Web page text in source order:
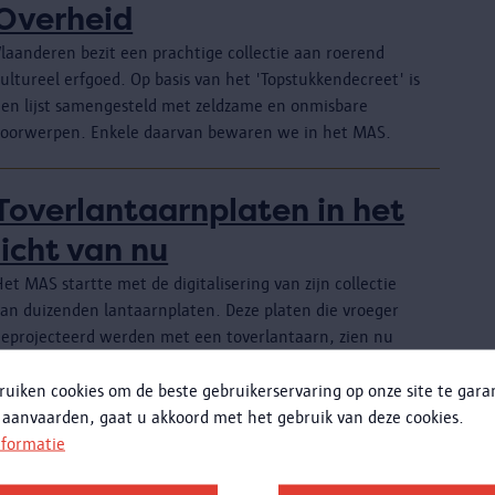
cookies om de beste gebruikerservaring op onze site te
gaat u akkoord met het gebruik van deze cookies.
bezit een prachtige collectie aan roerend
erfgoed. Op basis van het 'Topstukkendecreet' is
lijst samengesteld met zeldzame en onmisbare
Enkele daarvan bewaren we in het MAS.
in het
van nu
MAS startte met de digitalisering van zijn collectie
duizenden lantaarnplaten. Deze platen die vroeger
werden met een toverlantaarn, zien nu